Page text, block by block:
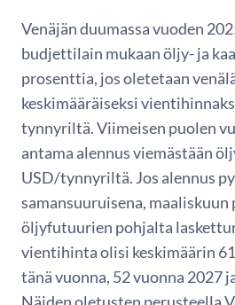
Venäjän duumassa vuoden
budjettilain mukaan öljy- ja
prosenttia, jos oletetaan
keskimääräiseksi
tynnyriltä. Viimeisen puolen
antama alennus viemästään
USD/tynnyriltä. Jos alennus
samansuuruisena,
öljyfutuurien pohjalta
vientihinta olisi keskimäärin
tänä vuonna, 52 vuonna 2027
Näiden oletusten perusteella